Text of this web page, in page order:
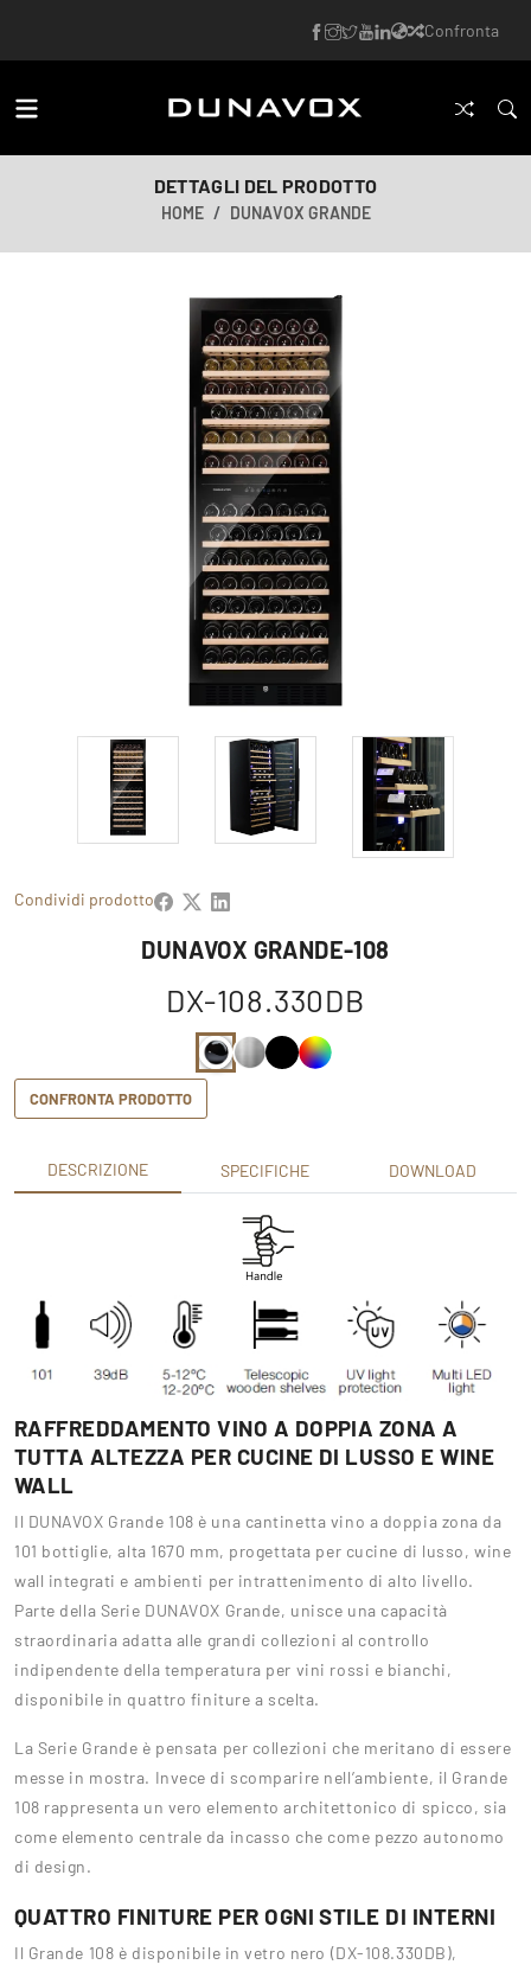
Confronta
DETTAGLI DEL PRODOTTO
HOME DUNAVOX GRANDE
Condividi prodotto
DUNAVOX GRANDE-108
DX-108.330DB
CONFRONTA PRODOTTO
DESCRIZIONE SPECIFICHE DOWNLOAD
RAFFREDDAMENTO VINO A DOPPIA ZONA A
TUTTA ALTEZZA PER CUCINE DI LUSSO E WINE
WALL
Il DUNAVOX Grande 108 è una cantinetta vino a doppia zona da
101 bottiglie, alta 1670 mm, progettata per cucine di lusso, wine
wall integrati e ambienti per intrattenimento di alto livello.
Parte della Serie DUNAVOX Grande, unisce una capacità
straordinaria adatta alle grandi collezioni al controllo
indipendente della temperatura per vini rossi e bianchi,
disponibile in quattro finiture a scelta.
La Serie Grande è pensata per collezioni che meritano di essere
messe in mostra. Invece di scomparire nell’ambiente, il Grande
108 rappresenta un vero elemento architettonico di spicco, sia
come elemento centrale da incasso che come pezzo autonomo
di design.
QUATTRO FINITURE PER OGNI STILE DI INTERNI
Il Grande 108 è disponibile in vetro nero (DX-108.330DB),